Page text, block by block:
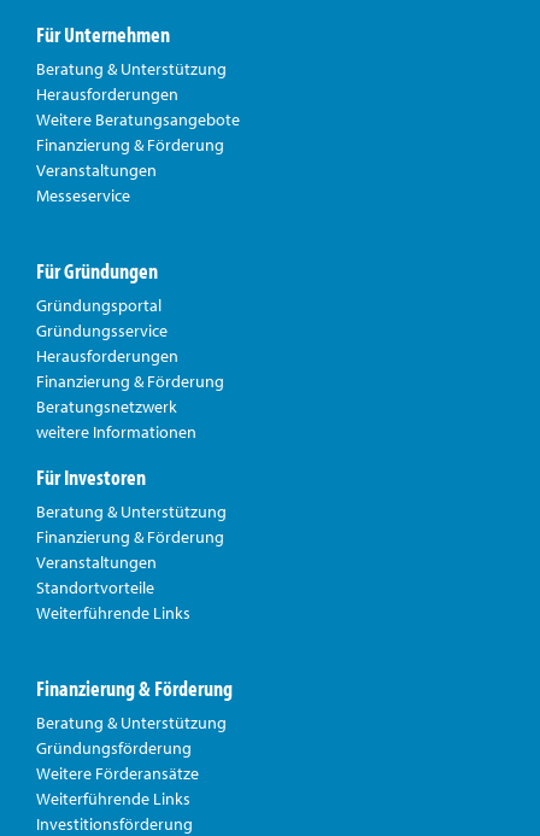
Für Unternehmen
Beratung & Unterstützung
Herausforderungen
Weitere Beratungsangebote
Finanzierung & Förderung
Veranstaltungen
Messeservice
Für Gründungen
Gründungsportal
Gründungsservice
Herausforderungen
Finanzierung & Förderung
Beratungsnetzwerk
weitere Informationen
Für Investoren
Beratung & Unterstützung
Finanzierung & Förderung
Veranstaltungen
Standortvorteile
Weiterführende Links
Finanzierung & Förderung
Beratung & Unterstützung
Gründungsförderung
Weitere Förderansätze
Weiterführende Links
Investitionsförderung